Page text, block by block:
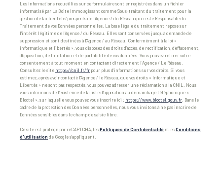
Les informations recueillies sur ce formulaire sont enregistrées dans un fichier
informatisé par La Boite Immo agissant comme Sous-traitant du traitement pour la
gestion de la clientèle/prospects de l'Agence / du Réseau qui reste Responsable du
Traitement de vos Données personnelles. La base légale du traitement repose sur
l'intérêt légitime de l'Agence / du Réseau. Elles sont conservées jusqu'à demande de
suppression et sont destinées à l'Agence / au Réseau. Conformément à la loi «
informatique et libertés », vous disposez des droits d’accès, de rectification, d’effacement,
d’opposition, de limitation et de portabilité de vos données. Vous pouvez retirer votre
consentement à tout moment en contactant directement l’Agence / Le Réseau.
Consultez le site https://cnil.fr/fr pour plus d’informations sur vos droits. Si vous
estimez, après avoir contacté l'Agence / le Réseau, que vos droits « Informatique et
Libertés » ne sont pas respectés, vous pouvez adresser une réclamation à la CNIL. Nous
vous informons de l’existence de la liste d'opposition au démarchage téléphonique «
Bloctel », sur laquelle vous pouvez vous inscrire ici : https://www.bloctel.gouv.fr . Dans le
cadre de la protection des Données personnelles, nous vous invitons à ne pas inscrire de
Données sensibles dans le champ de saisie libre.
Ce site est protégé par reCAPTCHA, lesPolitiques de Confidentialité et esConditions
d'utilisation de Google s'appliquent.